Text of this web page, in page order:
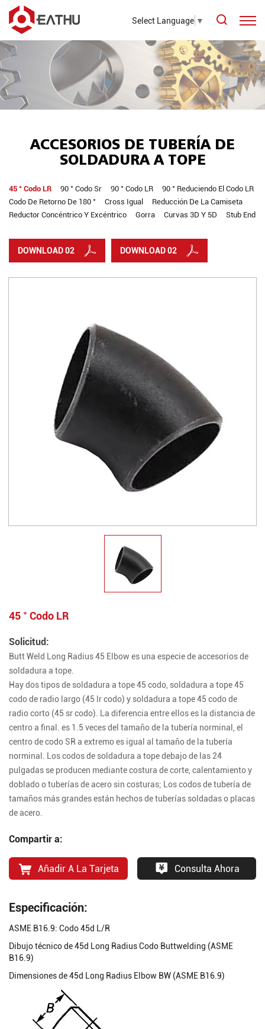
Select Language ▼
ACCESORIOS DE TUBERÍA DE
SOLDADURA A TOPE
45 ° Codo LR 90 ° Codo Sr 90 ° Codo LR
90 ° Reduciendo El Codo LR
Codo De Retorno De 180 °
Cross Igual
Reducción De La Camiseta
Reductor Concéntrico Y Excéntrico
Gorra Curvas 3D Y 5D Stub End
DOWNLOAD 02 DOWNLOAD 02
45 ° Codo LR
Solicitud:
Butt Weld Long Radius 45 Elbow es una especie de accesorios de
soldadura a tope.
Hay dos tipos de soldadura a tope 45 codo, soldadura a tope 45
codo de radio largo (45 lr codo) y soldadura a tope 45 codo de
radio corto (45 sr codo). La diferencia entre ellos es la distancia de
centro a final. es 1.5 veces del tamaño de la tubería norminal, el
centro de codo SR a extremo es igual al tamaño de la tubería
norminal. Los codos de soldadura a tope debajo de las 24
pulgadas se producen mediante costura de corte, calentamiento y
doblado o tuberías de acero sin costuras; Los codos de tubería de
tamaños más grandes están hechos de tuberías soldadas o placas
de acero.
Compartir a:
Añadir A La Tarjeta Consulta Ahora
Especificación:
ASME B16.9: Codo 45d L/R
Dibujo técnico de 45d Long Radius Codo Buttwelding (ASME
B16.9)
Dimensiones de 45d Long Radius Elbow BW (ASME B16.9)